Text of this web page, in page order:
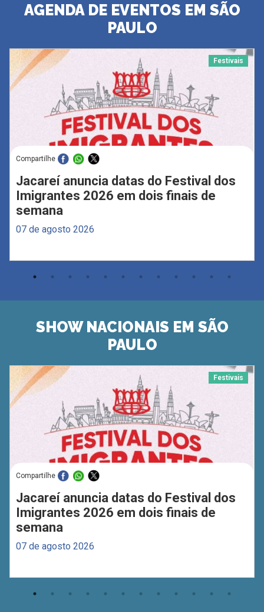
AGENDA DE EVENTOS EM SÃO
PAULO
Festivais
Compartilhe
Jacareí anuncia datas do Festival dos
Imigrantes 2026 em dois finais de
semana
07 de agosto 2026
SHOW NACIONAIS EM SÃO
PAULO
Festivais
Compartilhe
Jacareí anuncia datas do Festival dos
Imigrantes 2026 em dois finais de
semana
07 de agosto 2026